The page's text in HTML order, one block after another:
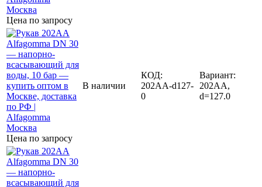
Цена по запросу
Цена по запросу
В наличии
КОД:
202AA-d127-
0
Вариант:
202AA,
d=127.0